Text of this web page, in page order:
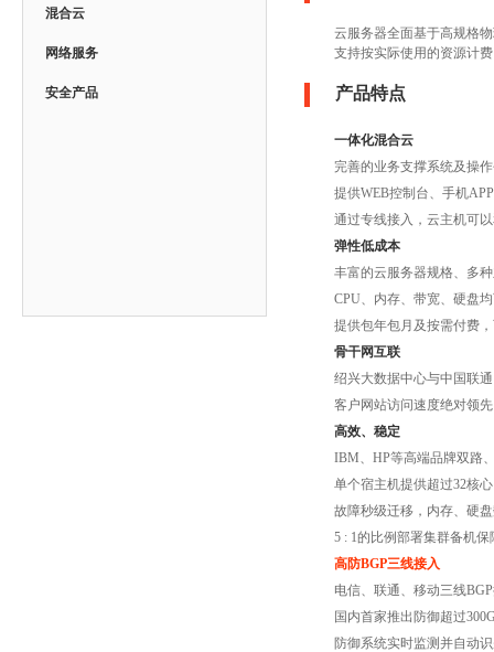
混合云
网络服务
安全产品
云服务器全面基于高规格
支持按实际使用的资源计
产品特点
一体化混合云
完善的业务支撑系统及操
提供WEB控制台、手机
通过专线接入，云主机可
弹性低成本
丰富的云服务器规格、多
CPU、内存、带宽、硬盘
提供包年包月及按需付费
骨干网互联
绍兴大数据中心与中国联
客户网站访问速度绝对领
高效、稳定
IBM、HP等高端品牌双路
单个宿主机提供超过32核
故障秒级迁移，内存、硬
5 : 1的比例部署集群备机
高防BGP三线接入
电信、联通、移动三线
国内首家推出防御超过
防御系统实时监测并自动